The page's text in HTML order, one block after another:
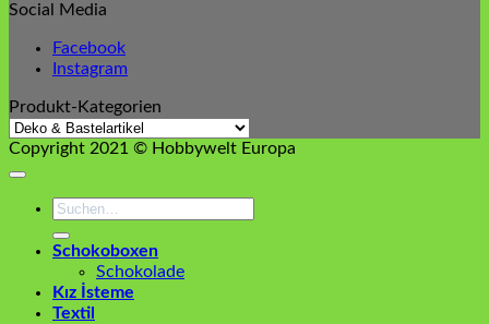
Social Media
Facebook
Instagram
Produkt-Kategorien
Copyright 2021 © Hobbywelt Europa
Suchen
Schokoboxen
Schokolade
Kız İsteme
Textil